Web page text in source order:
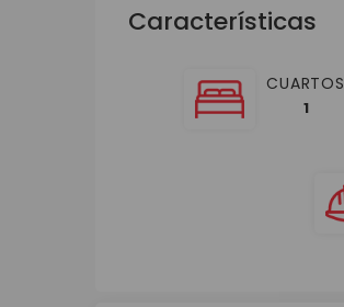
Características
CUARTOS
1